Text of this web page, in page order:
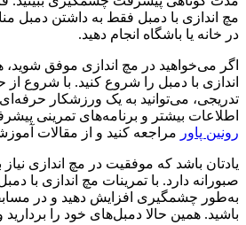
مچ اندازی با دمبل فقط به داشتن دمبل
در خانه یا باشگاه انجام دهید.
اگر می‌خواهید در مچ اندازی موفق شوید،
اندازی با دمبل را شروع کنید. با شروع
تدریجی، می‌توانید به یک ورزشکار
اطلاعات بیشتر و برنامه‌های تمرینی
رونین پاور مراجعه کنید و از مقالات
یادتان باشد که موفقیت در مچ اندازی
صبورانه دارد. با تمرینات مچ اندازی با
به‌طور چشمگیری افزایش دهید و در
باشید. همین حالا دمبل‌های خود را